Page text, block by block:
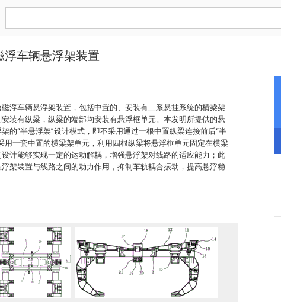
浮车辆悬浮架装置
浮车辆悬浮架装置，包括中置的、安装有二系悬挂系统的横梁架
装有纵梁，纵梁的端部均安装有悬浮框单元。本发明所提供的悬
的“半悬浮架”设计模式，即不采用通过一根中置纵梁连接前后“半
用一套中置的横梁架单元，利用四根纵梁将悬浮框单元固定在横梁
计能够实现一定的运动解耦，增强悬浮架对线路的适应能力；此
架装置与线路之间的动力作用，抑制车轨耦合振动，提高悬浮稳